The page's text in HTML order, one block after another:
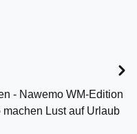
- Nawemo WM-Edition
Lust auf Urlaub